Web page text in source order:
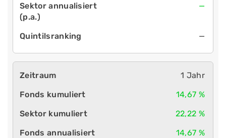
—
—
1 Jahr
14,67 %
22,22 %
14,67 %